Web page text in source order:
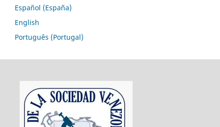
Español (España)
English
Português (Portugal)